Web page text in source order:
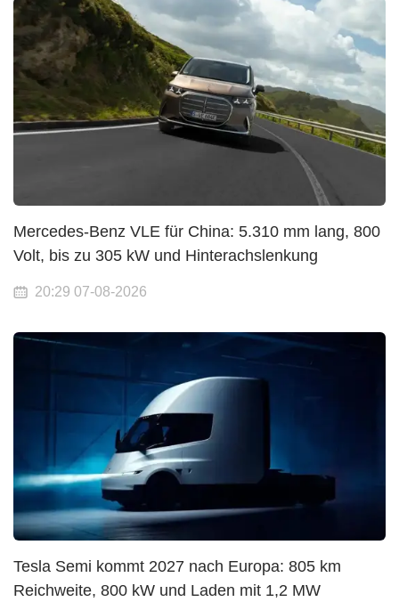
Mercedes-Benz VLE für China: 5.310 mm lang, 800
Volt, bis zu 305 kW und Hinterachslenkung
20:29 07-08-2026
Tesla Semi kommt 2027 nach Europa: 805 km
Reichweite, 800 kW und Laden mit 1,2 MW